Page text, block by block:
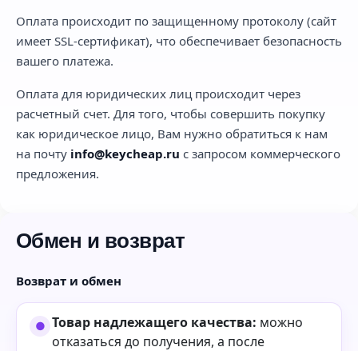
Оплата происходит по защищенному протоколу (сайт
имеет SSL-сертификат), что обеспечивает безопасность
вашего платежа.
Оплата для юридических лиц происходит через
расчетный счет. Для того, чтобы совершить покупку
как юридическое лицо, Вам нужно обратиться к нам
на почту info@keycheap.ru с запросом коммерческого
предложения.
Обмен и возврат
Возврат и обмен
Товар надлежащего качества: можно
отказаться до получения, а после